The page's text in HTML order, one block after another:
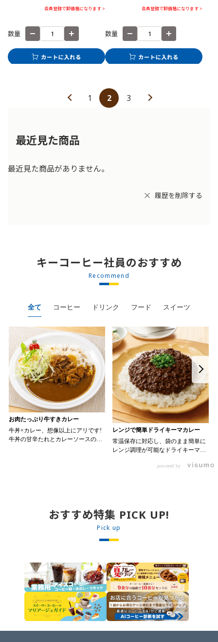
会員登録で卸価格になります >
数量
会員登録で卸価格になります >
数量
1 2 3
最近見た商品
最近見た商品がありません。
履歴を削除する
キーコーヒー社員のおすすめ
Recommend
全て コーヒー ドリンク フード スイーツ
お肉たっぷり牛すきカレー
牛丼×カレー、想像以上にアリです!
牛丼の甘辛たれとカレーソースのス
丼の素を中央にのせます。 3. 手前
からカレーソースをかけ、サラダを
盛りつけます。 ※牛丼の素のたれを
レンジで簡単ドライキーマカレー
常温保存に対応し、袋のまま簡単に
レンジ調理が可能なドライキーマカ
オリジナルメニューにアレンジも可
powered by
おすすめ特集 PICK UP!
Pick up